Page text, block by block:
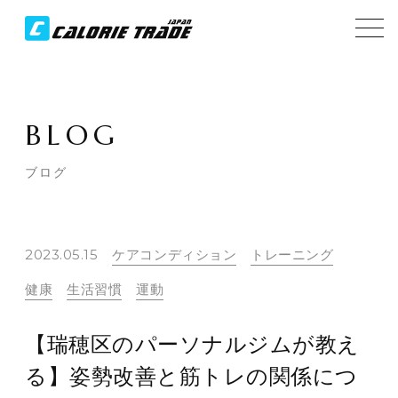
BLOG
ブログ
2023.05.15 ケアコンディション トレーニング
健康 生活習慣 運動
【瑞穂区のパーソナルジムが教え
る】姿勢改善と筋トレの関係につ